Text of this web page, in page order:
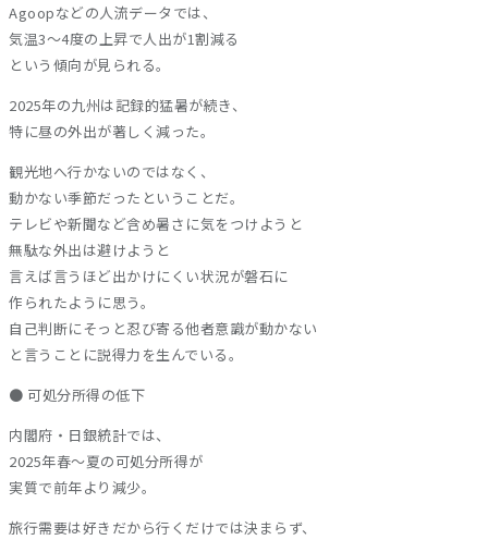
Agoopなどの人流データでは、
気温3〜4度の上昇で人出が1割減る
という傾向が見られる。
2025年の九州は記録的猛暑が続き、
特に昼の外出が著しく減った。
観光地へ行かないのではなく、
動かない季節だったということだ。
テレビや新聞など含め暑さに気をつけようと
無駄な外出は避けようと
言えば言うほど出かけにくい状況が磐石に
作られたように思う。
自己判断にそっと忍び寄る他者意識が動かない
と言うことに説得力を生んでいる。
● 可処分所得の低下
内閣府・日銀統計では、
2025年春〜夏の可処分所得が
実質で前年より減少。
旅行需要は好きだから行くだけでは決まらず、